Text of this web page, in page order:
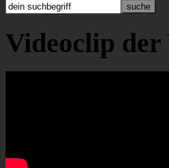
Videoclip der